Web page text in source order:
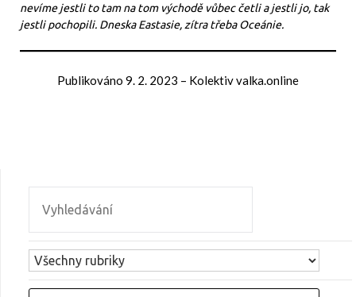
nevíme jestli to tam na tom východě vůbec četli a jestli jo, tak
jestli pochopili. Dneska Eastasie, zítra třeba Oceánie.
Publikováno 9. 2. 2023 – Kolektiv valka.online